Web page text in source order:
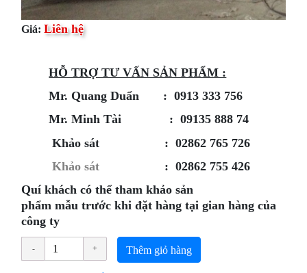
Giá: Liên hệ
HỖ​ TRỢ TƯ VẤN SẢN PHẨM :
Mr. Quang Duẩn : 0913 333 756
Mr. Minh Tài : 09135 888 74
Khảo sát : 02862 765 726
Khảo sát
: 02862 755 426
Quí khách có thể tham khảo sản
phẩm mẫu trước khi đặt hàng tại gian hàng của
công ty
Thêm giỏ hàng